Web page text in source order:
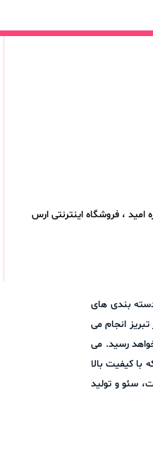
، فروشگاه اینترنتی ارس
بندی های
انجام می
رسید. می
دارد که با کیفیت بالا
سئو و تولید